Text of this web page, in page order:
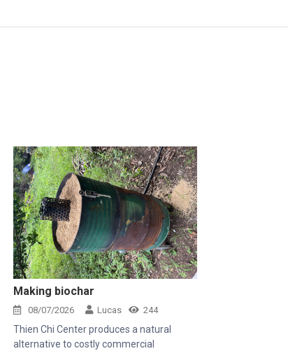
Making biochar
08/07/2026 Lucas 244
Thien Chi Center produces a natural
alternative to costly commercial